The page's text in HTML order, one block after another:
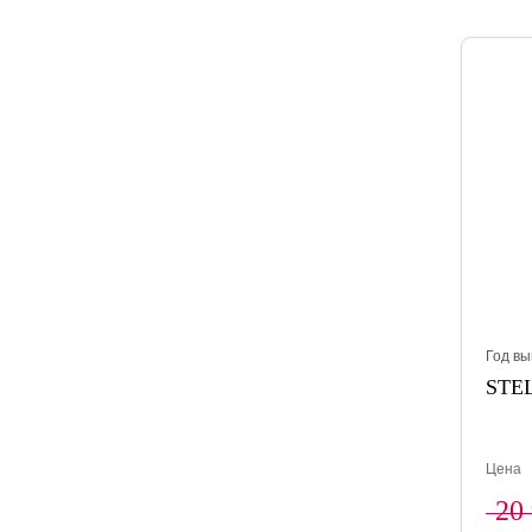
Год
Цена